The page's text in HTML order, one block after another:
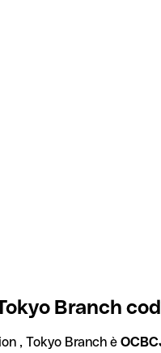
Branch
, Tokyo Branch è